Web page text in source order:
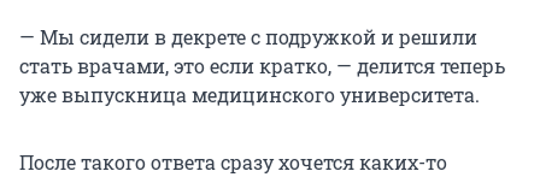
— Мы сидели в декрете с подружкой и решили
стать врачами, это если кратко, — делится теперь
уже выпускница медицинского университета.
После такого ответа сразу хочется каких-то